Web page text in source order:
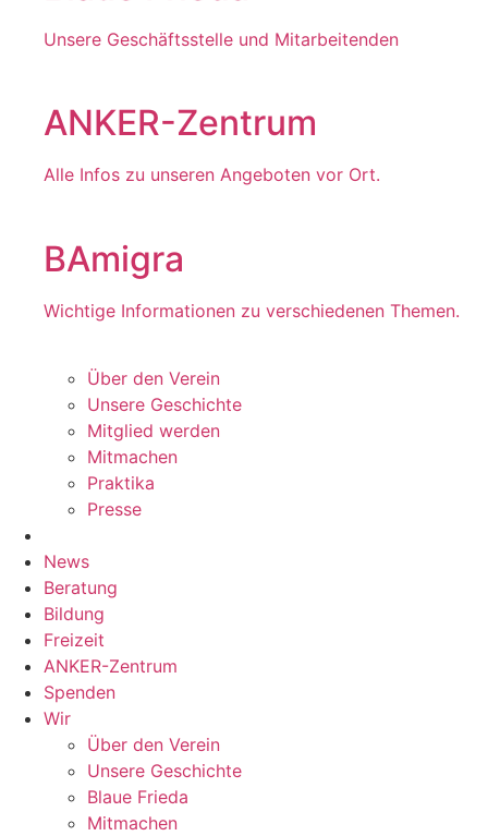
Unsere Geschäftsstelle und Mitarbeitenden
ANKER-Zentrum
Alle Infos zu unseren Angeboten vor Ort.
BAmigra
Wichtige Informationen zu verschiedenen Themen.
Über den Verein
Unsere Geschichte
Mitglied werden
Mitmachen
Praktika
Presse
News
Beratung
Bildung
Freizeit
ANKER-Zentrum
Spenden
Wir
Über den Verein
Unsere Geschichte
Blaue Frieda
Mitmachen